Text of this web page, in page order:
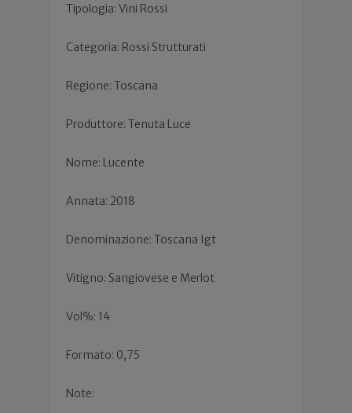
Tipologia: Vini Rossi
Categoria: Rossi Strutturati
Regione: Toscana
Produttore: Tenuta Luce
Nome: Lucente
Annata: 2018
Denominazione: Toscana Igt
Vitigno: Sangiovese e Merlot
Vol%: 14
Formato: 0,75
Note: